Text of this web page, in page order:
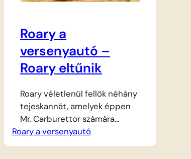
Roary a
versenyautó –
Roary eltűnik
Roary véletlenül fellök néhány
tejeskannát, amelyek éppen
Mr. Carburettor számára
érkeztek. A kis piros
versenyautó annyira megijed a
Roary a versenyautó